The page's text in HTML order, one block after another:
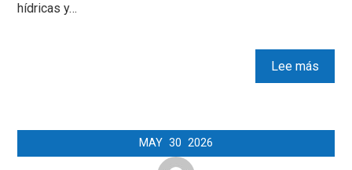
hídricas y…
Lee más
MAY 30 2026